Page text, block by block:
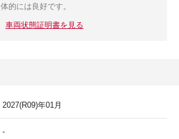
体的には良好です。
車両状態証明書を見る
2027(R09)年01月
-